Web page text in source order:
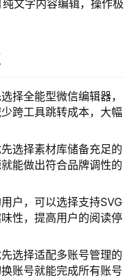
文字内容编辑，操作极
择全能型微信编辑器，
跨工具跳转成本，大幅
选择素材库储备充足的
能做出符合品牌调性的
户，可以选择支持SVG
性，提高用户的阅读停
选择适配多账号管理的
账号就能完成所有账号